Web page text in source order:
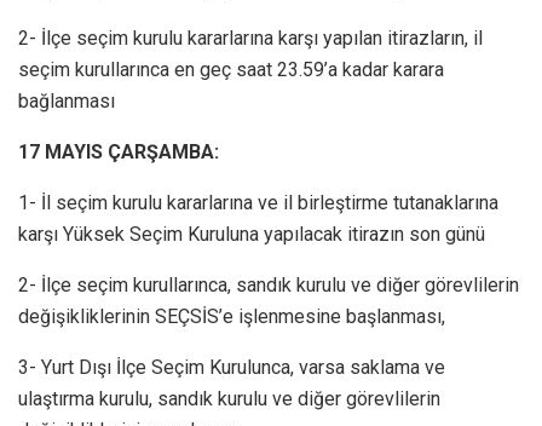
2- İlçe seçim kurulu kararlarına karşı yapılan itirazların, il
seçim kurullarınca en geç saat 23.59’a kadar karara
bağlanması
17 MAYIS ÇARŞAMBA:
1- İl seçim kurulu kararlarına ve il birleştirme tutanaklarına
karşı Yüksek Seçim Kuruluna yapılacak itirazın son günü
2- İlçe seçim kurullarınca, sandık kurulu ve diğer görevlilerin
değişikliklerinin SEÇSİS’e işlenmesine başlanması,
3- Yurt Dışı İlçe Seçim Kurulunca, varsa saklama ve
ulaştırma kurulu, sandık kurulu ve diğer görevlilerin